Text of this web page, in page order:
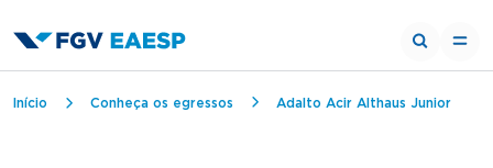
Trilha de navegação
Início Conheça os egressos Adalto Acir Althaus Junior